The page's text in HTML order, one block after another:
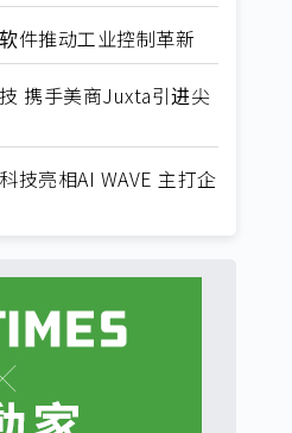
件推动工业控制革新
携手美商Juxta引进尖
技亮相AI WAVE 主打企